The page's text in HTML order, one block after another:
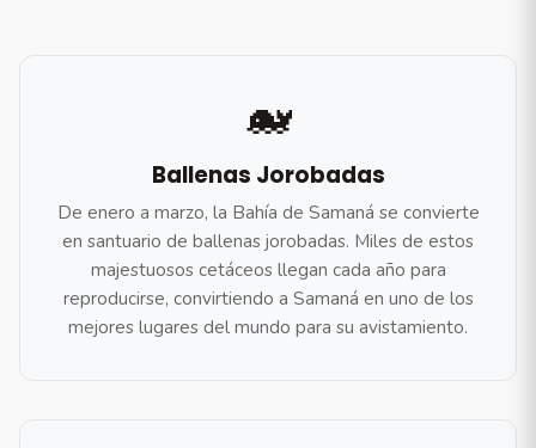
🐋
Ballenas Jorobadas
De enero a marzo, la Bahía de Samaná se convierte
en santuario de ballenas jorobadas. Miles de estos
majestuosos cetáceos llegan cada año para
reproducirse, convirtiendo a Samaná en uno de los
mejores lugares del mundo para su avistamiento.